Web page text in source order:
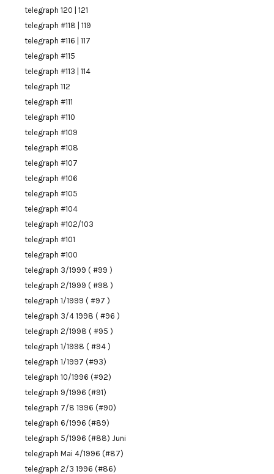
telegraph 120 | 121
telegraph #118 | 119
telegraph #116 | 117
telegraph #115
telegraph #113 | 114
telegraph 112
telegraph #111
telegraph #110
telegraph #109
telegraph #108
telegraph #107
telegraph #106
telegraph #105
telegraph #104
telegraph #102/103
telegraph #101
telegraph #100
telegraph 3/1999 ( #99 )
telegraph 2/1999 ( #98 )
telegraph 1/1999 ( #97 )
telegraph 3/4 1998 ( #96 )
telegraph 2/1998 ( #95 )
telegraph 1/1998 ( #94 )
telegraph 1/1997 (#93)
telegraph 10/1996 (#92)
telegraph 9/1996 (#91)
telegraph 7/8 1996 (#90)
telegraph 6/1996 (#89)
telegraph 5/1996 (#88) Juni
telegraph Mai 4/1996 (#87)
telegraph 2/3 1996 (#86)